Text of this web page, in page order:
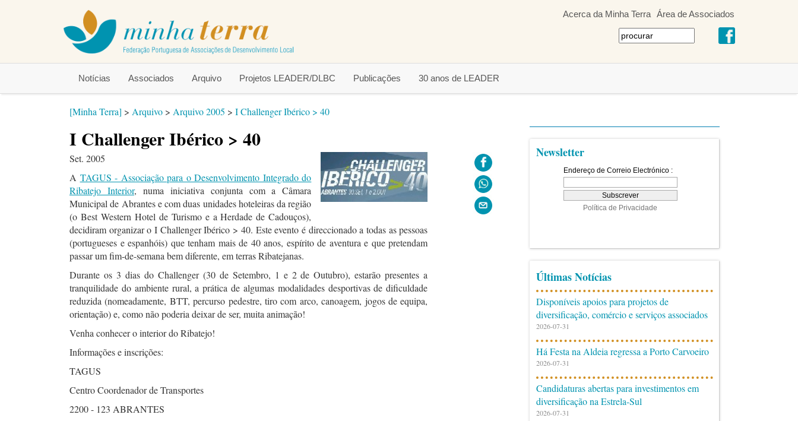
Acerca da Minha Terra Área de Associados
Notícias Associados Arquivo Projetos LEADER/DLBC Publicações 30 anos de LEADER
[Minha Terra] > Arquivo > Arquivo 2005 > I Challenger Ibérico > 40
I Challenger Ibérico > 40
Set. 2005
A TAGUS - Associação para o Desenvolvimento Integrado do
Ribatejo Interior, numa iniciativa conjunta com a Câmara
Municipal de Abrantes e com duas unidades hoteleiras da região
(o Best Western Hotel de Turismo e a Herdade de Cadouços),
decidiram organizar o I Challenger Ibérico > 40. Este evento é direccionado a todas as pessoas
(portugueses e espanhóis) que tenham mais de 40 anos, espírito de aventura e que pretendam
passar um fim-de-semana bem diferente, em terras Ribatejanas.
Durante os 3 dias do Challenger (30 de Setembro, 1 e 2 de Outubro), estarão presentes a
tranquilidade do ambiente rural, a prática de algumas modalidades desportivas de dificuldade
reduzida (nomeadamente, BTT, percurso pedestre, tiro com arco, canoagem, jogos de equipa,
orientação) e, como não poderia deixar de ser, muita animação!
Venha conhecer o interior do Ribatejo!
Informações e inscrições:
TAGUS
Centro Coordenador de Transportes
2200 - 123 ABRANTES
Newsletter
Últimas Notícias
Disponíveis apoios para projetos de
diversificação, comércio e serviços associados
2026-07-31
Há Festa na Aldeia regressa a Porto Carvoeiro
2026-07-31
Candidaturas abertas para investimentos em
diversificação na Estrela-Sul
2026-07-31